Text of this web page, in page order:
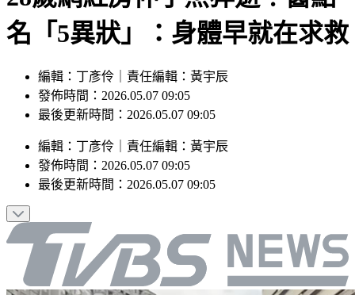
28歲網紅房仲子杰猝逝！醫點
名「5異狀」：身體早就在求救
編輯：丁彥伶｜責任編輯：黃宇辰
發佈時間：2026.05.07 09:05
編輯：丁彥伶｜責任編輯：
發佈時間：2026.05.07 09:05